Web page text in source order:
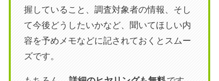
握していること、調査対象者の情報、そし
て今後どうしたいかなど、聞いてほしい内
容を予めメモなどに記されておくとスムー
ズです。